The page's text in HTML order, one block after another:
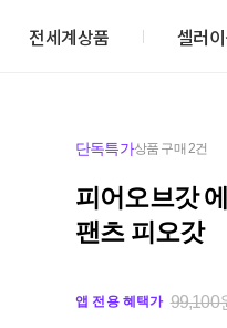
전세계상품 셀러
단독특가상품 구매 2건
피어오브갓
팬츠 피오갓
앱 전용 혜택가 99,100